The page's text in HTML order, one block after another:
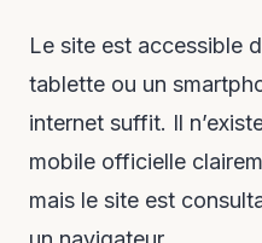
Le site est accessible
tablette ou un
internet suffit. Il
mobile officielle
mais le site est